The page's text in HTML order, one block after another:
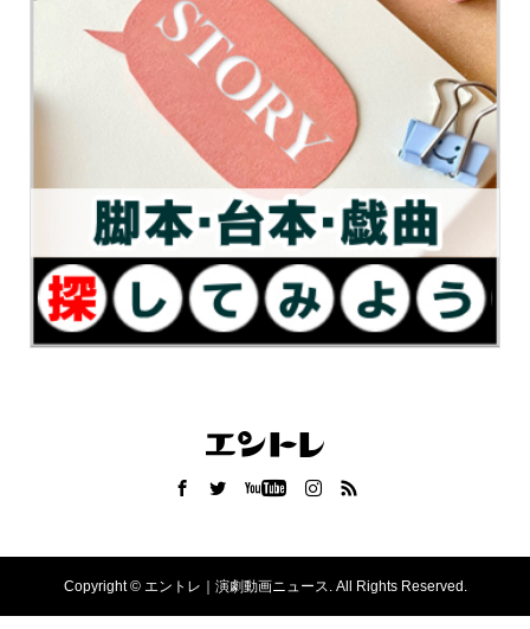
Copyright ©エントレ｜演劇動画ニュース. All Rights Reserved.